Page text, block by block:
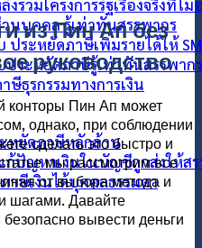
ร่วมโครงการรัฐเรื่องจริงที่ไม่
นบุคคล รู้เท่าทันสรรพากร
ระหยัดภาษีเพิ่มรายได้ให้
ประหยัดภาษีรู้เท่าทันสรรพากร
ธุรกรรมทางการเงิน
หยัดภาษีหลักล้าน
ปัญหาเงินในบัญชีถูกส่งให้สร
ษีเงินได้บุคคลธรรมดา
из Пин Ап без
руководство
конторы Пин Ап может
однако, при соблюдении
сделать это быстро и
мы рассмотрим все
от выбора метода и
шагами. Давайте
вывести деньги